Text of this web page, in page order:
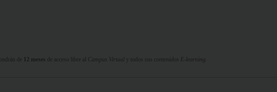
de
12 meses de acceso libre al Campus Virtual y todos sus contenidos E-learning.